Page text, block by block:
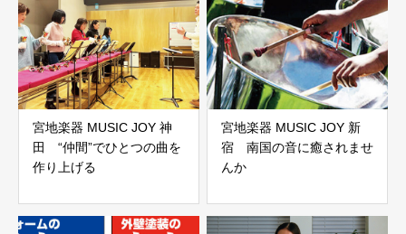
宮地楽器 MUSIC JOY 神
田 “仲間”でひとつの曲を
作り上げる
宮地楽器 MUSIC JOY 新
宿 南国の音に癒されませ
んか